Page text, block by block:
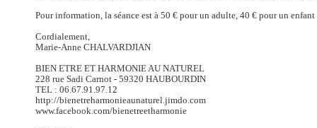
Pour information, la séance est à 50 € pour un adulte, 40 € pour un enfant
Cordialement,
Marie-Anne CHALVARDJIAN
BIEN ETRE ET HARMONIE AU NATUREL
228 rue Sadi Carnot - 59320 HAUBOURDIN
TEL : 06.67.91.97.12
http://bienetreharmonieaunaturel.jimdo.com
www.facebook.com/bienetreetharmonie